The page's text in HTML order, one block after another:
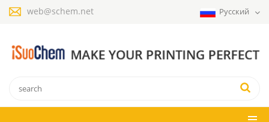
web@schem.net Русский